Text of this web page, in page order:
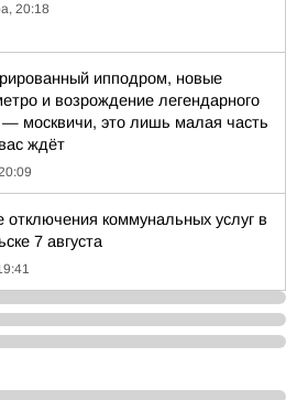
20:18
ипподром, новые
и возрождение легендарного
— москвичи, это лишь малая часть
ждёт
отключения коммунальных услуг в
7 августа